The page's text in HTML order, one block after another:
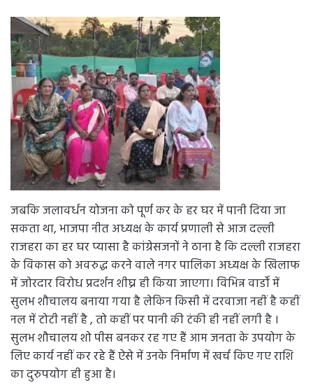
जबकि जलावर्धन योजना को पूर्ण कर के हर घर में पानी दिया जा
सकता था, भाजपा नीत अध्यक्ष के कार्य प्रणाली से आज दल्ली
राजहरा का हर घर प्यासा है कांग्रेसजनों ने ठाना है कि दल्ली राजहरा
के विकास को अवरुद्ध करने वाले नगर पालिका अध्यक्ष के खिलाफ
में जोरदार विरोध प्रदर्शन शीघ्र ही किया जाएगा। विभिन्न वार्डों में
सुलभ शौचालय बनाया गया है लेकिन किसी में दरवाजा नहीं है कहीं
नल में टोटी नहीं है , तो कहीं पर पानी की टंकी ही नहीं लगी है ।
सुलभ शौचालय शो पीस बनकर रह गए हैं आम जनता के उपयोग के
लिए कार्य नहीं कर रहे हैं ऐसे में उनके निर्माण में खर्च किए गए राशि
का दुरुपयोग ही हुआ है।